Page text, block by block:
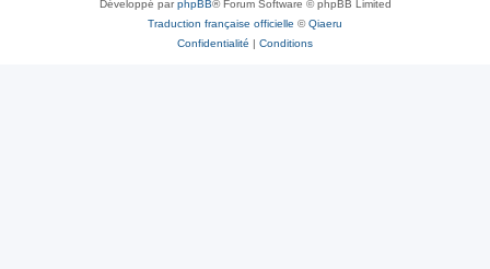
Développé parphpBB® Forum Software © phpBB Limited
Traduction française officielle ©Qiaeru
Confidentialité | Conditions